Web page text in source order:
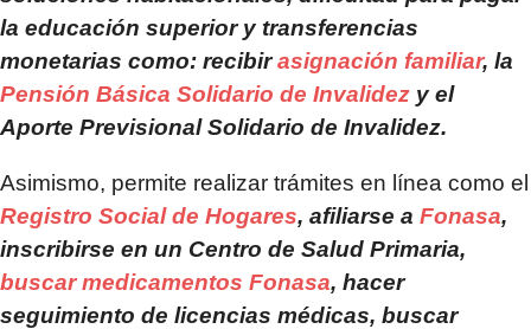
la educación superior y transferencias
monetarias como: recibirasignación familiar, la
Pensión Básica Solidario de Invalidez y el
Aporte Previsional Solidario de Invalidez.
Asimismo, permite realizar trámites en línea como el
Registro Social de Hogares, afiliarse a Fonasa,
inscribirse en un Centro de Salud Primaria,
buscar medicamentos Fonasa, hacer
seguimiento de licencias médicas, buscar